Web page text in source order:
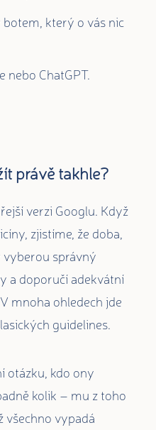
který o vás nic
nebo ChatGPT.
právě takhle?
verzi Googlu. Když
zjistíme, že doba,
správný
a doporučí adekvátní
mnoha ohledech jde
guidelines.
otázku, kdo ony
kolik – mu z toho
všechno vypadá